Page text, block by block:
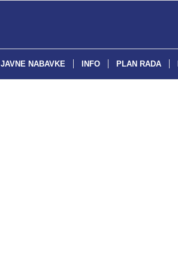
JAVNE NABAVKE INFO PLAN RADA